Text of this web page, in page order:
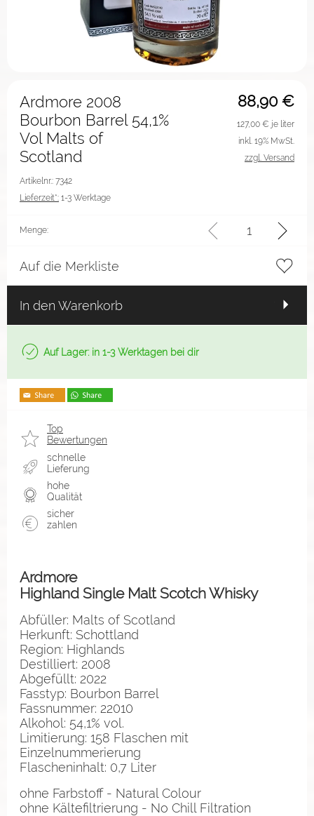
88,90 €
Ardmore 2008
Bourbon Barrel 54,1%
Vol Malts of
Scotland
Artikelnr.: 7342
Lieferzeit*: 1-3 Werktage
127,00 € je liter
inkl. 19% MwSt.
zzgl. Versand
Menge:
Auf die Merkliste
In den Warenkorb
Auf Lager: in 1-3 Werktagen bei dir
Top
Bewertungen
schnelle
Lieferung
hohe
Qualität
sicher
zahlen
Ardmore
Highland Single Malt Scotch Whisky
Abfüller: Malts of Scotland
Herkunft: Schottland
Region: Highlands
Destilliert: 2008
Abgefüllt: 2022
Fasstyp: Bourbon Barrel
Fassnummer: 22010
Alkohol: 54,1% vol.
Limitierung: 158 Flaschen mit
Einzelnummerierung
Flascheninhalt: 0,7 Liter
ohne Farbstoff - Natural Colour
ohne Kältefiltrierung - No Chill Filtration